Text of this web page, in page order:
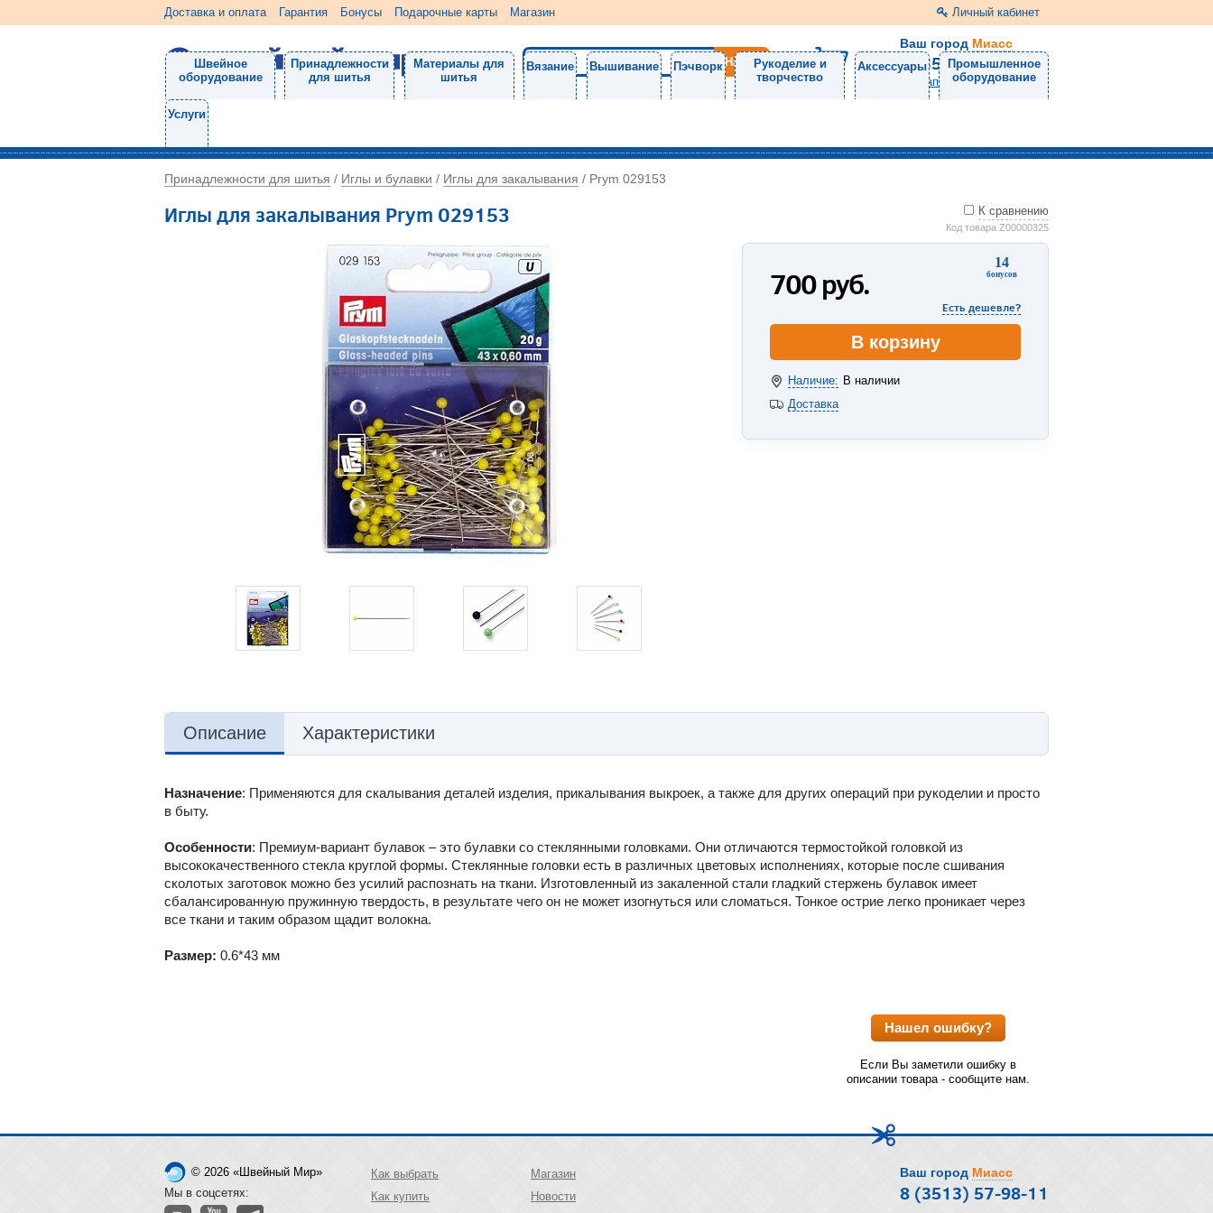
Доставка и оплата Гарантия Бонусы Подарочные карты Магазин Личный кабинет
Ваш город Миасс
8 (3513) 57-98-11
Напишите нам
Швейное
оборудование
Принадлежности
для шитья
Материалы для
шитья
Вязание Вышивание Пэчворк
Рукоделие и
творчество
Аксессуары
Промышленное
оборудование
Услуги
Принадлежности для шитья / Иглы и булавки / Иглы для закалывания / Prym 029153
Иглы для закалывания Prym 029153 К сравнению
Код товара Z00000325
14
бонусов
700руб.
Есть дешевле?
В корзину
Наличие: В наличии
Доставка
Описание Характеристики
Назначение: Применяются для скалывания деталей изделия, прикалывания выкроек, а также для других операций при рукоделии и просто
в быту.
Особенности: Премиум-вариант булавок – это булавки со стеклянными головками. Они отличаются термостойкой головкой из
высококачественного стекла круглой формы. Стеклянные головки есть в различных цветовых исполнениях, которые после сшивания
сколотых заготовок можно без усилий распознать на ткани. Изготовленный из закаленной стали гладкий стержень булавок имеет
сбалансированную пружинную твердость, в результате чего он не может изогнуться или сломаться. Тонкое острие легко проникает через
все ткани и таким образом щадит волокна.
Размер: 0.6*43 мм
Нашел ошибку?
Если Вы заметили ошибку в
описании товара - сообщите нам.
© 2026 «Швейный Мир»
Мы в соцсетях:
Как выбрать
Как купить
Магазин
Новости
Ваш город Миасс
8 (3513) 57-98-11